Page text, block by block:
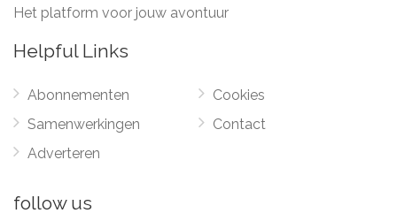
Het platform voor jouw avontuur
Helpful Links
Abonnementen
Samenwerkingen
Adverteren
Cookies
Contact
follow us